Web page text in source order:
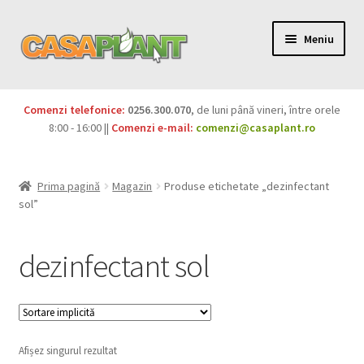
Meniu
Pesticide
Produse BIO
Igienă publică
Casa și grădina
Comenzi telefonice: 0256.300.070, de luni până vineri, între orele
8:00 - 16:00 || Comenzi e-mail: comenzi@casaplant.ro
Prima pagină Magazin
Produse etichetate „dezinfectant
sol”
dezinfectant sol
Afișez singurul rezultat